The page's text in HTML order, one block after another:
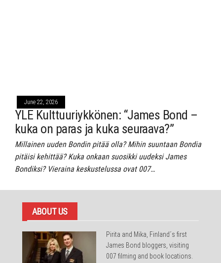
June 22, 2026
YLE Kulttuuriykkönen: “James Bond –
kuka on paras ja kuka seuraava?”
Millainen uuden Bondin pitää olla? Mihin suuntaan Bondia
pitäisi kehittää? Kuka onkaan suosikki uudeksi James
Bondiksi? Vieraina keskustelussa ovat 007…
ABOUT US
Pirita and Mika, Finland´s first
James Bond bloggers, visiting
007 filming and book locations.